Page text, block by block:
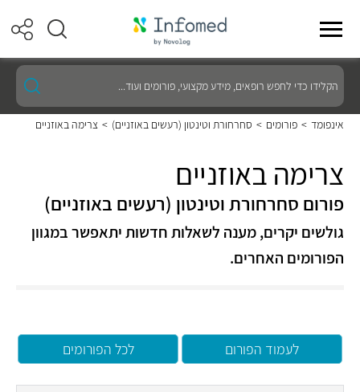
הקלידו
כדי
לחפש
רופאים,
מידע
ועוד...
אינפומד > פורומים > סחרחורת וטינטון (רעשים באוזניים) > צרימה באוזניים
צרימה באוזניים
פורום סחרחורת וטינטון (רעשים באוזניים)
גולשים יקרים, מענה לשאלות חדשות יתאפשר במגוון
הפורומים האחרים.
לעמוד הפורום לכל הפורומים